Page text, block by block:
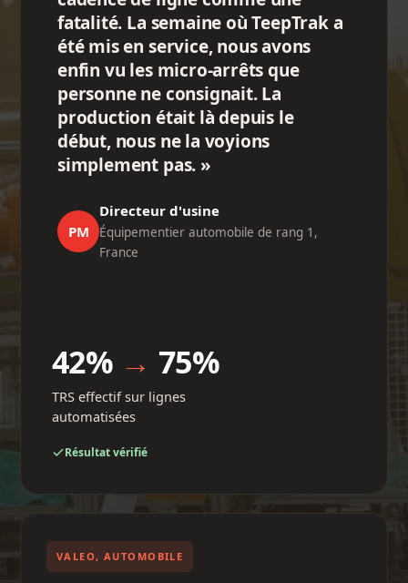
fatalité. La semaine où TeepTrak a
été mis en service, nous avons
enfin vu les micro-arrêts que
personne ne consignait. La
production était là depuis le
début, nous ne la voyions
simplement pas. »
PM
Directeur d'usine
Équipementier automobile de rang 1,
France
42% → 75%
TRS effectif sur lignes
automatisées
Résultat vérifié
VALEO, AUTOMOBILE